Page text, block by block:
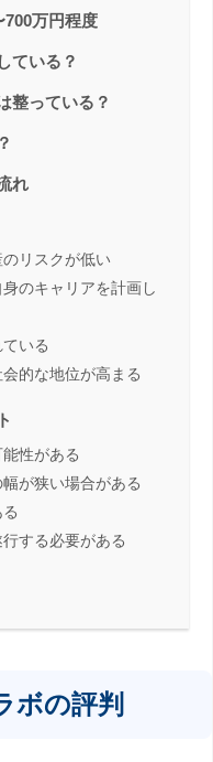
700万円程度
ている？
整っている？
れ
リスクが低い
のキャリアを計画し
いる
的な地位が高まる
性がある
が狭い場合がある
する必要がある
ボの評判